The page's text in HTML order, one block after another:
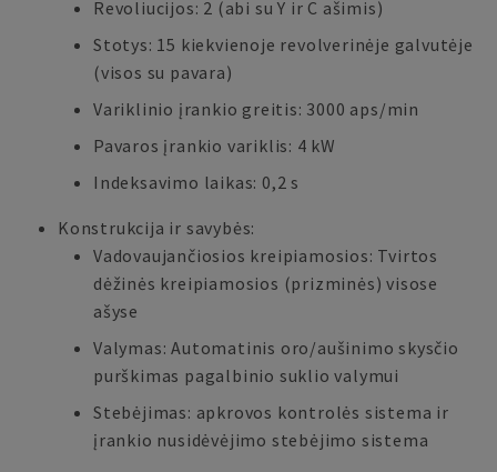
Revoliucijos: 2 (abi su Y ir C ašimis)
Stotys: 15 kiekvienoje revolverinėje galvutėje
(visos su pavara)
Variklinio įrankio greitis: 3000 aps/min
Pavaros įrankio variklis: 4 kW
Indeksavimo laikas: 0,2 s
Konstrukcija ir savybės:
Vadovaujančiosios kreipiamosios: Tvirtos
dėžinės kreipiamosios (prizminės) visose
ašyse
Valymas: Automatinis oro/aušinimo skysčio
purškimas pagalbinio suklio valymui
Stebėjimas: apkrovos kontrolės sistema ir
įrankio nusidėvėjimo stebėjimo sistema